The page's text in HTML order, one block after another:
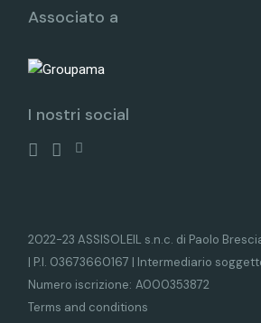
Associato a
I nostri social
2022-23 ASSISOLEIL s.n.c. di Paolo
| P.I. 03673660167 | Intermediario
Numero iscrizione: A000353872
Terms and conditions